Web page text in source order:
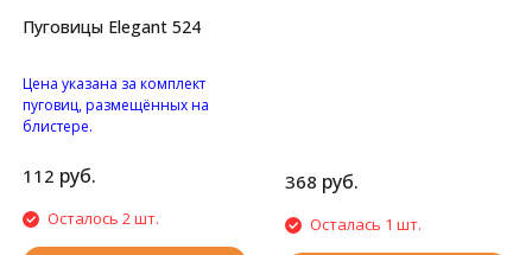
Пуговицы Elegant 524
Цена указана за комплект
пуговиц, размещённых на
блистере.
четырьмя отверстиями.
112 руб.
Осталось 2 шт.
368 руб.
Осталась 1 шт.